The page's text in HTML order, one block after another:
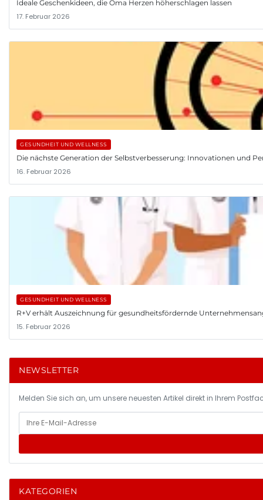
Ideale Geschenkideen, die Oma Herzen höherschlagen lassen
17. Februar 2026
GESUNDHEIT UND WELLNESS
Die nächste Generation der Selbstverbesserung: Innovationen und
16. Februar 2026
GESUNDHEIT UND WELLNESS
R+V erhält Auszeichnung für gesundheitsfördernde
15. Februar 2026
NEWSLETTER
Melden Sie sich an, um unsere neuesten Artikel direkt in Ihrem
KATEGORIEN